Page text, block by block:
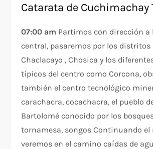
Catarata de Cuchimachay
07:00 am Partimos con dirección a
central, pasaremos por los distritos
Chaclacayo , Chosica y los
típicos del centro como Corcona,
también el centro tecnológico
carachacra, cocachacra, el pueblo
Bartolomé conocido por los
tornamesa, songos Continuando el
veremos en el camino caídas de